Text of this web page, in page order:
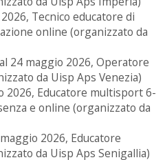
Tecnico educatore di
online (organizzato da
24 maggio 2026, Operatore
da Uisp Aps Venezia)
2026, Educatore multisport 6-
e online (organizzato da
2026, Educatore
da Uisp Aps Senigallia)